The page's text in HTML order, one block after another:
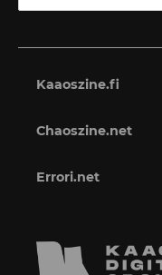
Kaaoszine.fi
Chaoszine.net
Errori.net